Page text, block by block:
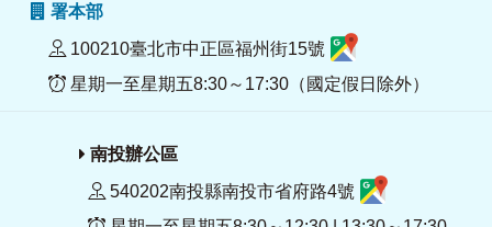
署本部
100210臺北市中正區福州街15號
星期一至星期五8:30～17:30（國定假日除外）
南投辦公區
540202南投縣南投市省府路4號